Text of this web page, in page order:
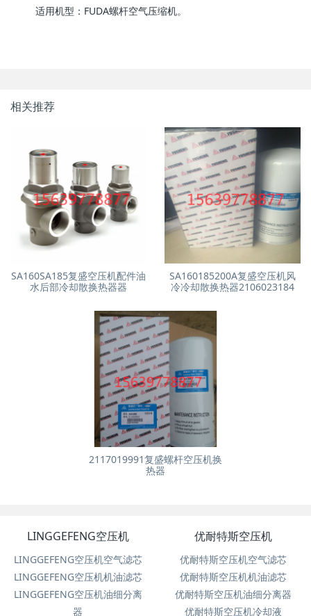
适用机型：FUDA螺杆空气压缩机。
相关推荐
SA160SA185复盛空压机配件油
水后部冷却散换热器器
SA160185200A复盛空压机风
冷冷却散换热器2106023184
2117019991复盛螺杆空压机换
热器
LINGGEFENG空压机
LINGGEFENG空压机空气滤芯
LINGGEFENG空压机机油滤芯
LINGGEFENG空压机油细分离
器
优耐特斯空压机
优耐特斯空压机空气滤芯
优耐特斯空压机机油滤芯
优耐特斯空压机油细分离器
优耐特斯空压机冷却液